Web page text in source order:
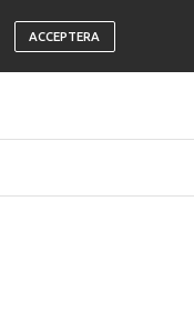
ACCEPTERA